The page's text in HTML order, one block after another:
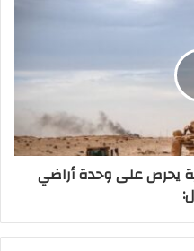
يحرص على وحدة أراضي